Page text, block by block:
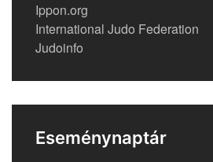
Ippon.org
International Judo Federation
Judoinfo
Eseménynaptár